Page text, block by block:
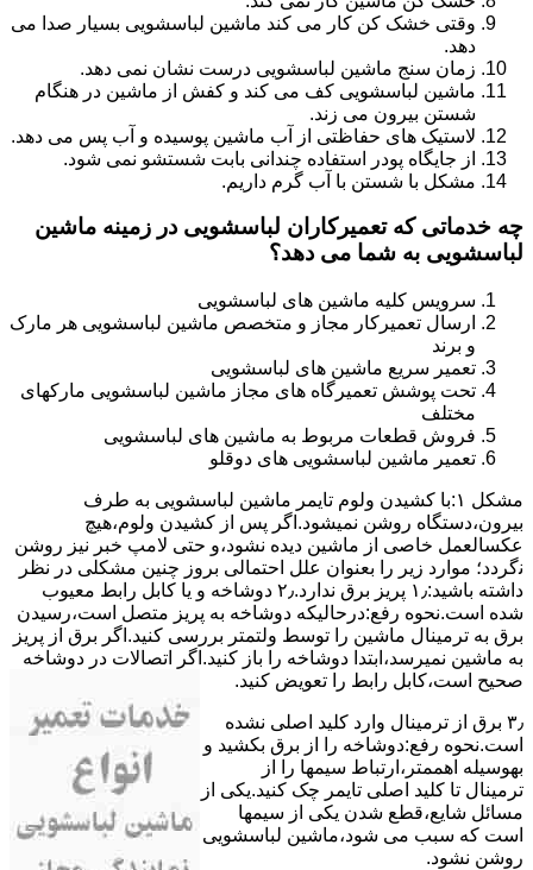
وقتی خشک کن کار می کند ماشین لباسشویی بسیار صدا می
دهد.
زمان سنج ماشین لباسشویی درست نشان نمی دهد.
ماشین لباسشویی کف می کند و کفش از ماشین در هنگام
شستن بیرون می زند.
لاستیک های حفاظتی از آب ماشین پوسیده و آب پس می دهد.
از جایگاه پودر استفاده چندانی بابت شستشو نمی شود.
مشکل با شستن با آب گرم داریم.
چه خدماتی که تعمیرکاران لباسشویی در زمینه ماشین
لباسشویی به شما می دهد؟
سرویس کلیه ماشین های لباسشویی
ارسال تعمیرکار مجاز و متخصص ماشین لباسشویی هر مارک
و برند
تعمیر سریع ماشین های لباسشویی
تحت پوشش تعمیرگاه های مجاز ماشین لباسشویی مارکهای
مختلف
فروش قطعات مربوط به ماشین های لباسشویی
تعمیر ماشین لباسشویی های دوقلو
مشکل ۱:ﺑﺎ ﮐﺸﯿﺪن وﻟﻮم ﺗﺎﯾﻤﺮ ماشین لباسشویی به طرف
ﺑﯿﺮون،دستگاه روﺷﻦ نمیشود.اﮔﺮ ﭘﺲ از ﮐﺸﯿﺪن وﻟﻮم،ﻫﯿﭻ
عکسالعمل ﺧﺎﺻﯽ از ﻣﺎﺷﯿﻦ دﯾﺪه نشود،و حتی ﻻﻣﭗ ﺧﺒﺮ ﻧﯿﺰ روﺷﻦ
ﻧگردد؛ موارد زیر را بعنوان ﻋﻠﻞ احتمالی بروز چنین مشکلی در نظر
داشته باشید:۱٫ ﭘﺮﯾﺰ ﺑﺮق ﻧﺪارد.۲٫ دوﺷﺎﺧﻪ و ﯾﺎ ﮐﺎﺑﻞ راﺑﻂ ﻣﻌﯿﻮب
ﺷﺪه است.نحوه رفع:درحالیکه دوﺷﺎﺧﻪ ﺑﻪ ﭘﺮﯾﺰ ﻣﺘﺼﻞ اﺳﺖ،رﺳﯿﺪن
ﺑﺮق ﺑﻪ ﺗﺮﻣﯿﻨﺎل ﻣﺎﺷﯿﻦ را ﺗﻮﺳﻂ ولتمتر بررسی ﮐﻨﯿﺪ.اﮔﺮ ﺑﺮق از ﭘﺮﯾﺰ
ﺑﻪ ﻣﺎﺷﯿﻦ نمیرسد،اﺑﺘﺪا دوشاخه را باز کنید.اﮔﺮ اﺗﺼﺎﻻت در دوشاخه
ﺻﺤﯿﺢ اﺳﺖ،ﮐﺎﺑﻞ راﺑﻂ را ﺗﻌﻮﯾﺾ کنید.
۳٫ ﺑﺮق از ﺗﺮﻣﯿﻨﺎل وارد ﮐﻠﯿﺪ اﺻﻠﯽ ﻧﺸﺪه
است.نحوه رﻓﻊ:دوشاخه را از ﺑﺮق بکشید و
بهوسیله اهممتر،ارﺗﺒﺎط سیمها را از
ﺗﺮﻣﯿﻨﺎل ﺗﺎ ﮐﻠﯿﺪ اﺻﻠﯽ ﺗﺎﯾﻤﺮ چک کنید.یکی از
مسائل شایع،ﻗﻄﻊ شدن ﯾﮑﯽ از سیمها
است که سبب می شود،ﻣﺎﺷﯿﻦ لباسشویی
روﺷﻦ نشود.